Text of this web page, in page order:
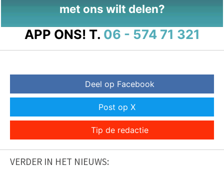
met ons wilt delen?
APP ONS! T. 06 - 574 71 321
Deel op Facebook
Post op X
Tip de redactie
VERDER IN HET NIEUWS: